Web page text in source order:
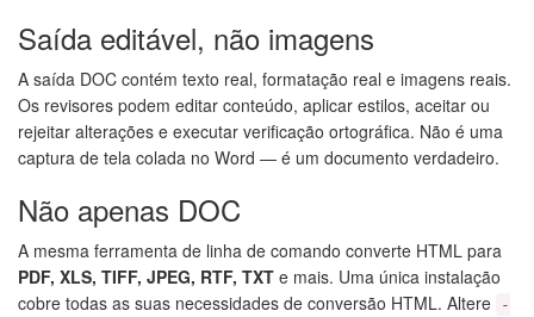
Saída editável, não imagens
A saída DOC contém texto real, formatação real e imagens reais.
Os revisores podem editar conteúdo, aplicar estilos, aceitar ou
rejeitar alterações e executar verificação ortográfica. Não é uma
captura de tela colada no Word — é um documento verdadeiro.
Não apenas DOC
A mesma ferramenta de linha de comando converte HTML para
PDF, XLS, TIFF, JPEG, RTF, TXT e mais. Uma única instalação
cobre todas as suas necessidades de conversão HTML. Altere
-